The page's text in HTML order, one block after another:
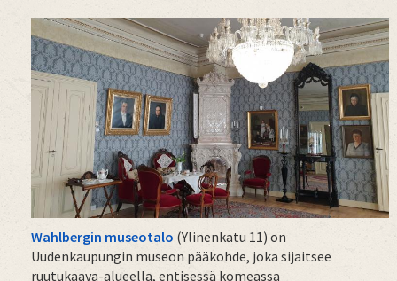
Wahlbergin museotalo (Ylinenkatu 11) on
Uudenkaupungin museon pääkohde, joka sijaitsee
ruutukaava-alueella, entisessä komeassa